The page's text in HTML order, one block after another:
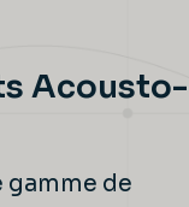
Acousto-
gamme de